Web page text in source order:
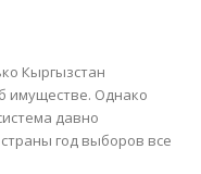
Кыргызстан
имуществе. Однако
давно
год выборов все